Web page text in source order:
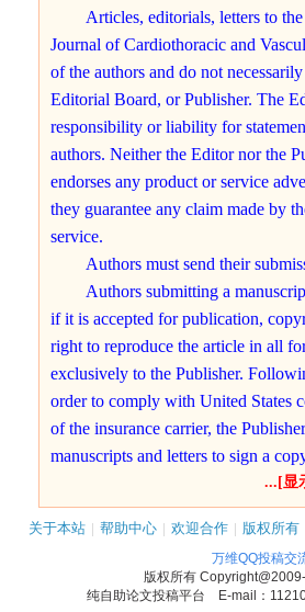
Articles, editorials, letters to
Journal of Cardiothoracic and
of the authors and do not
Editorial Board, or Publisher. The
responsibility or liability for
authors. Neither the Editor nor the
endorses any product or service
they guarantee any claim made by
service.
Authors must send their
Authors submitting a
if it is accepted for publication,
right to reproduce the article in all
exclusively to the Publisher.
order to comply with United States
of the insurance carrier, the
manuscripts and letters to sign a
For examples of all article
The following article types
Case Reports, Review Articles
Technology Reviews, and Expert
...[显
关于本站 | 帮助中心 | 欢迎合作 | 版权所有
万维QQ投稿交
版权所有
纯自助论文投稿平台 E-mail：